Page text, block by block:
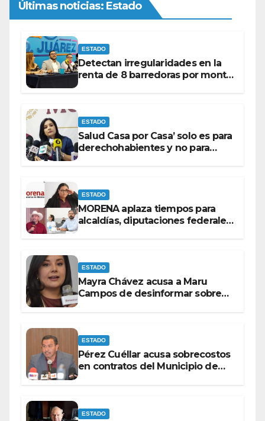
Últimas noticias: Estado
ESTADO
Detectan irregularidades en la
renta de 8 barredoras por monto
ESTADO
Salud Casa por Casa’ solo es para
derechohabientes y no para
ESTADO
MORENA aplaza tiempos para
alcaldías, diputaciones federales
ESTADO
Mayra Chávez acusa a Maru
Campos de desinformar sobre
ESTADO
Pérez Cuéllar acusa sobrecostos
en contratos del Municipio de
ESTADO